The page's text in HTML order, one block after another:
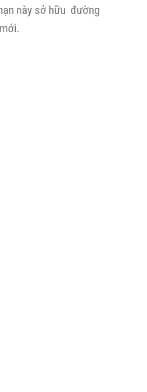
lon
nổi
này sở hữu đường